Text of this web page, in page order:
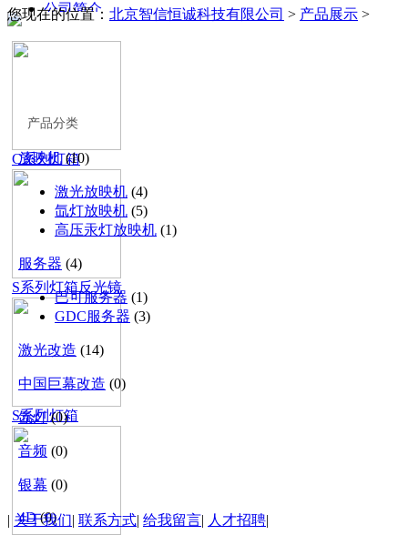
公司简介
公司文化
中国巨幕改造
氙灯
音频
银幕
4D
厂家授权
售后服务
人才招聘
联系方式
您现在的位置： 北京智信恒诚科技有限公司 > 产品展示 >
C系列灯箱
S系列灯箱反光镜
S系列灯箱
产品分类
放映机(10)
激光放映机 (4)
氙灯放映机 (5)
高压汞灯放映机 (1)
服务器 (4)
巴可服务器 (1)
GDC服务器 (3)
激光改造 (14)
中国巨幕改造 (0)
氙灯(0)
音频 (0)
银幕 (0)
4D(0)
| 关于我们| 联系方式| 给我留言| 人才招聘|